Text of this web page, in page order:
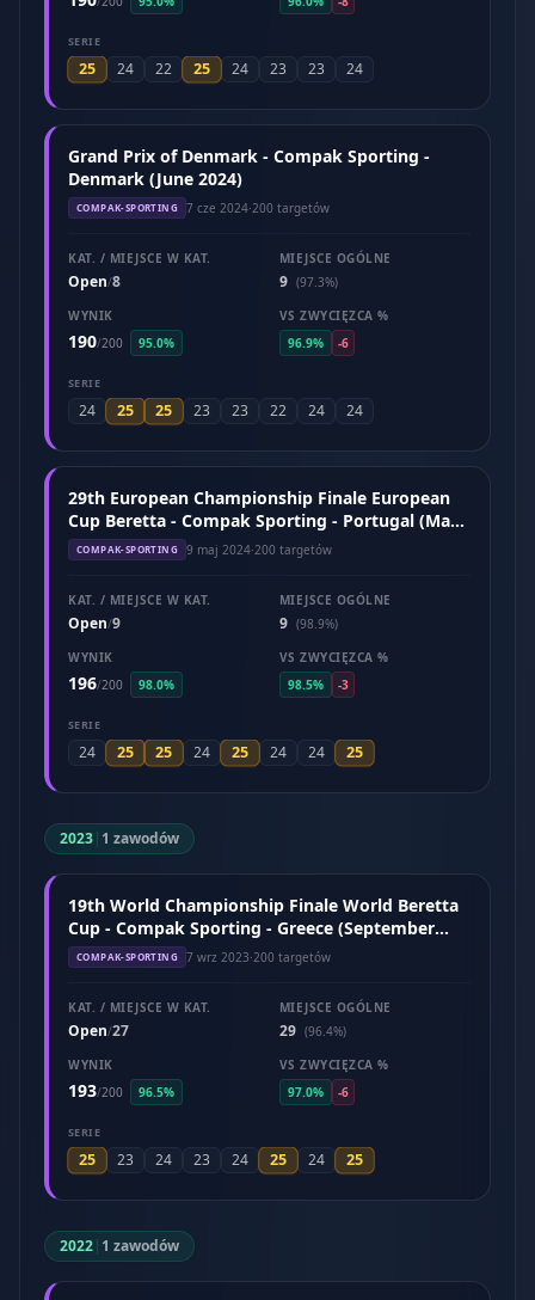
SERIE
25 24 22 25 24 23 23 24
Grand Prix of Denmark - Compak Sporting -
Denmark (June 2024)
COMPAK-SPORTING 7 cze 2024·200 targetów
KAT. / MIEJSCE W KAT.
Open/8
MIEJSCE OGÓLNE
9 (97.3%)
WYNIK
190/200 95.0%
VS ZWYCIĘZCA %
96.9%
-6
SERIE
24 25 25 23 23 22 24 24
29th European Championship Finale European
Cup Beretta - Compak Sporting - Portugal (May
2024)
COMPAK-SPORTING 9 maj 2024·200 targetów
KAT. / MIEJSCE W KAT.
Open/9
MIEJSCE OGÓLNE
9 (98.9%)
WYNIK
196/200 98.0%
VS ZWYCIĘZCA %
98.5%
-3
SERIE
24 25 25 24 25 24 24 25
2023| 1 zawodów
19th World Championship Finale World Beretta
Cup - Compak Sporting - Greece (September
2023)
COMPAK-SPORTING 7 wrz 2023·200 targetów
KAT. / MIEJSCE W KAT.
Open/27
MIEJSCE OGÓLNE
29 (96.4%)
WYNIK
193/200 96.5%
VS ZWYCIĘZCA %
97.0%
-6
SERIE
25 23 24 23 24 25 24 25
2022| 1 zawodów